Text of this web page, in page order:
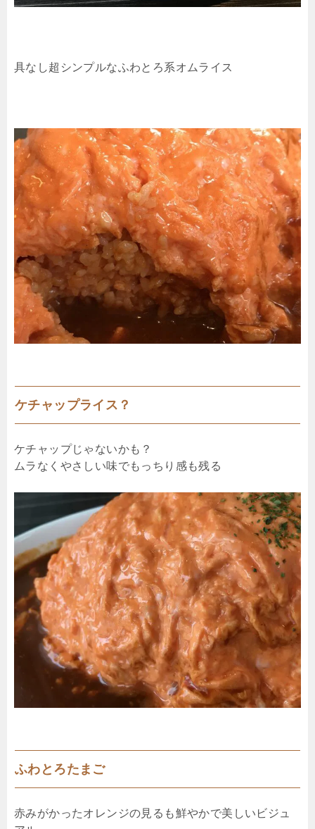
具なし超シンプルなふわとろ系オムライス
ケチャップライス？
ケチャップじゃないかも？
ムラなくやさしい味でもっちり感も残る
ふわとろたまご
赤みがかったオレンジの見るも鮮やかで美しいビジュ